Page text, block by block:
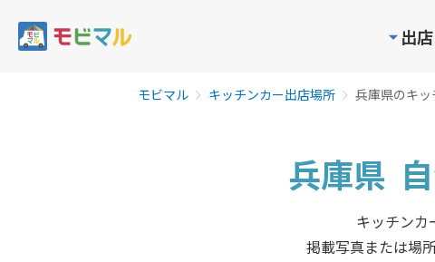
出
モビマル キッチンカー出店場所 兵庫県のキ
兵庫県
キッチンカ
掲載写真または場